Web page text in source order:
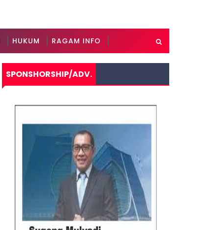
HUKUM RAGAM INFO
SPONSHORSHIP/ADV.